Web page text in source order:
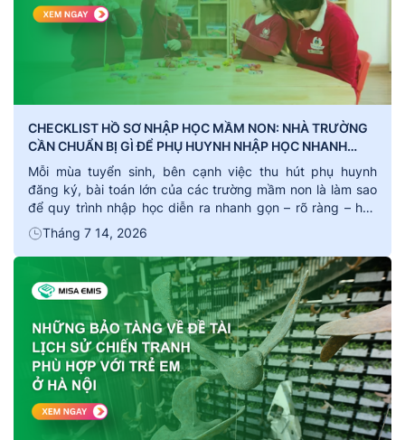
CHECKLIST HỒ SƠ NHẬP HỌC MẦM NON: NHÀ TRƯỜNG
CẦN CHUẨN BỊ GÌ ĐỂ PHỤ HUYNH NHẬP HỌC NHANH
GỌN?
Mỗi mùa tuyển sinh, bên cạnh việc thu hút phụ huynh
đăng ký, bài toán lớn của các trường mầm non là làm sao
để quy trình nhập học diễn ra nhanh gọn – rõ ràng – hạn
chế sai sót. Một checklist hồ sơ đầy đủ và quy trình hướng
dẫn cụ thể không chỉ […]
Tháng 7 14, 2026